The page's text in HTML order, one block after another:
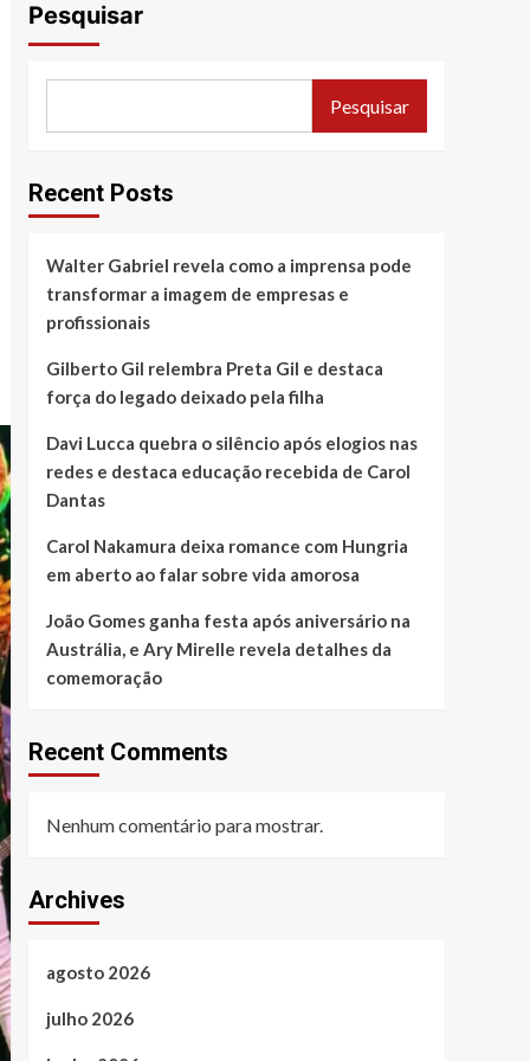
Pesquisar
Pesquisar
Recent Posts
Walter Gabriel revela como a imprensa pode
transformar a imagem de empresas e
profissionais
Gilberto Gil relembra Preta Gil e destaca
força do legado deixado pela filha
Davi Lucca quebra o silêncio após elogios nas
redes e destaca educação recebida de Carol
Dantas
Carol Nakamura deixa romance com Hungria
em aberto ao falar sobre vida amorosa
João Gomes ganha festa após aniversário na
Austrália, e Ary Mirelle revela detalhes da
comemoração
Recent Comments
Nenhum comentário para mostrar.
Archives
agosto 2026
julho 2026